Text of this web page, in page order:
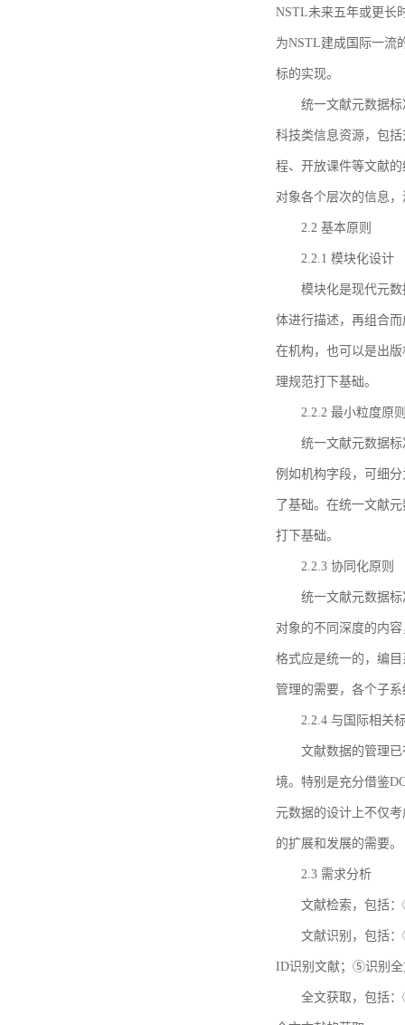
NSTL未来五年或更长
为NSTL建成国际一流
标的实现。
统一文献元数据
科技类信息资源，包
程、开放课件等文献
对象各个层次的信息
2.2 基本原则
2.2.1 模块化设计
模块化是现代元
体进行描述，再组合
在机构，也可以是出
理规范打下基础。
2.2.2 最小粒度原
统一文献元数据
例如机构字段，可细
了基础。在统一文献
打下基础。
2.2.3 协同化原则
统一文献元数据
对象的不同深度的内
格式应是统一的，编
管理的需要，各个子
2.2.4 与国际相关
文献数据的管理
境。特别是充分借鉴
元数据的设计上不仅
的扩展和发展的需要。
2.3 需求分析
文献检索，包括
文献识别，包括
ID识别文献；⑤识别全
全文获取，包括